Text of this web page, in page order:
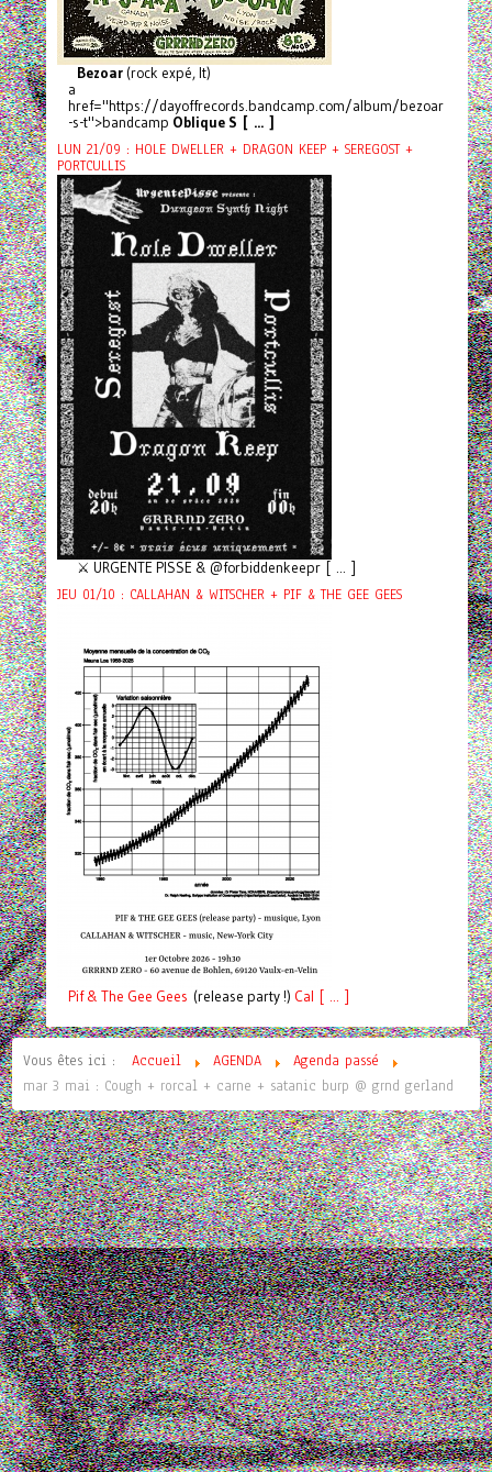
Bezoar(rock expé, It)
a
href="https://dayoffrecords.bandcamp.com/album/bezoar
-s-t">bandcamp Oblique S [ ... ]
LUN 21/09 : HOLE DWELLER + DRAGON KEEP + SEREGOST +
PORTCULLIS
⚔️ URGENTE PISSE & @forbiddenkeepr [ ... ]
JEU 01/10 : CALLAHAN & WITSCHER + PIF & THE GEE GEES
Pif& The Gee Gees (release party !) Cal [ ... ]
Vous êtes ici : Accueil AGENDA
Agenda passé
mar 3 mai : Cough + rorcal + carne + satanic burp @ grnd gerland